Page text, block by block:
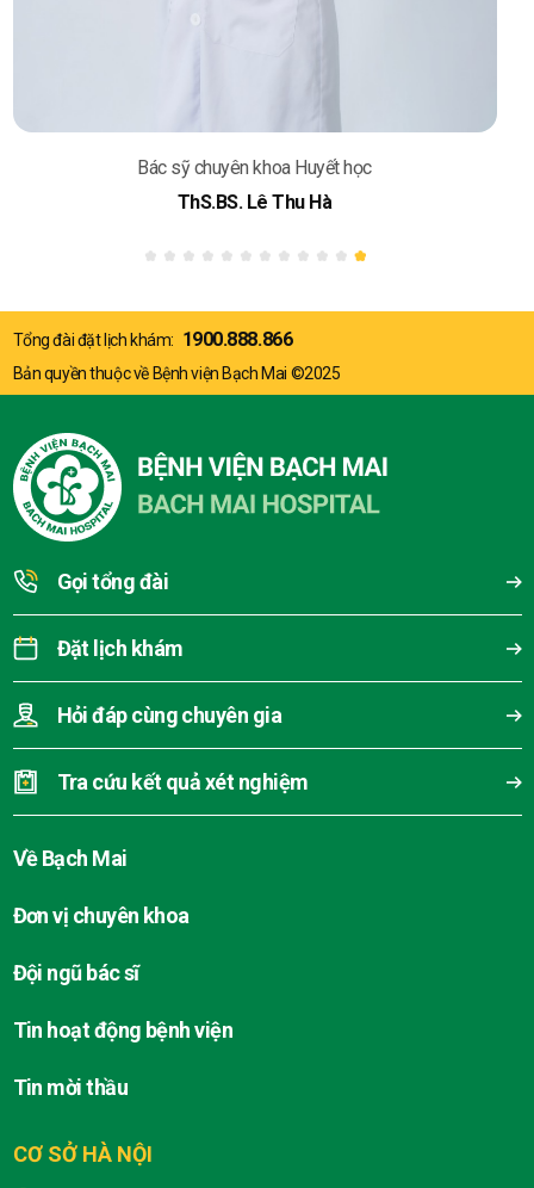
Bác sỹ chuyên khoa Huyết học
ThS.BS. Lê Thu Hà
Tổng đài đặt lịch khám: 1900.888.866
Bản quyền thuộc về Bệnh viện Bạch Mai ©2025
CƠ SỞ HÀ NỘI
Gọi tổng đài
Đặt lịch khám
Hỏi đáp cùng chuyên gia
Tra cứu kết quả xét nghiệm
Về Bạch Mai
Đơn vị chuyên khoa
Đội ngũ bác sĩ
Tin hoạt động bệnh viện
Tin mời thầu